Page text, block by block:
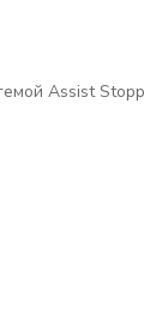
Assist